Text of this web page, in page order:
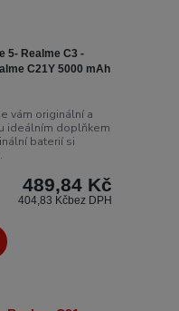
5- Realme C3 -
C21Y 5000 mAh
vám originální a
ideálním doplňkem
baterií si
489,84 Kč
404,83 Kčbez DPH